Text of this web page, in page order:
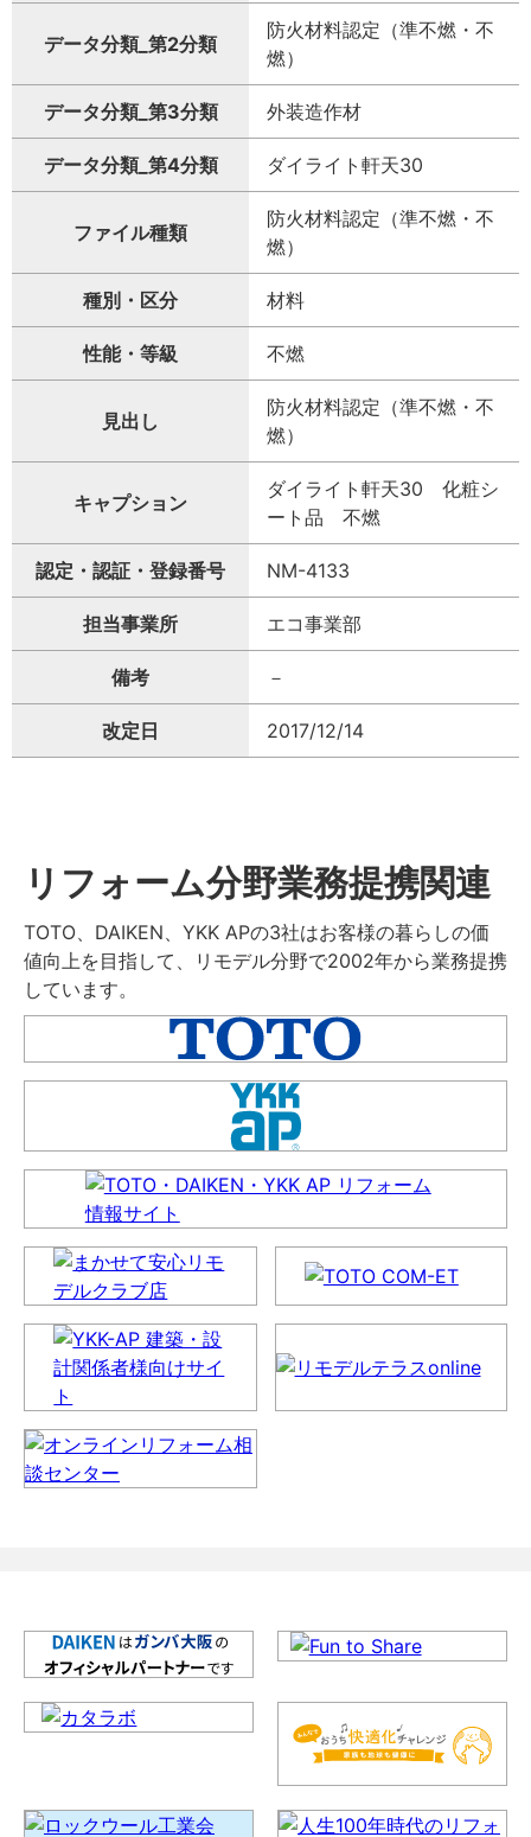
データ分類_第2分類
防火材料認定（準不燃・不
燃）
データ分類_第3分類 外装造作材
データ分類_第4分類 ダイライト軒天30
ファイル種類
防火材料認定（準不燃・不
燃）
種別・区分 材料
性能・等級 不燃
見出し
防火材料認定（準不燃・不
燃）
キャプション
ダイライト軒天30 化粧シ
ート品 不燃
認定・認証・登録番号 NM-4133
担当事業所 エコ事業部
備考 －
改定日 2017/12/14
リフォーム分野業務提携関連
TOTO、DAIKEN、YKK APの3社はお客様の暮らしの価
値向上を目指して、リモデル分野で2002年から業務提携
しています。